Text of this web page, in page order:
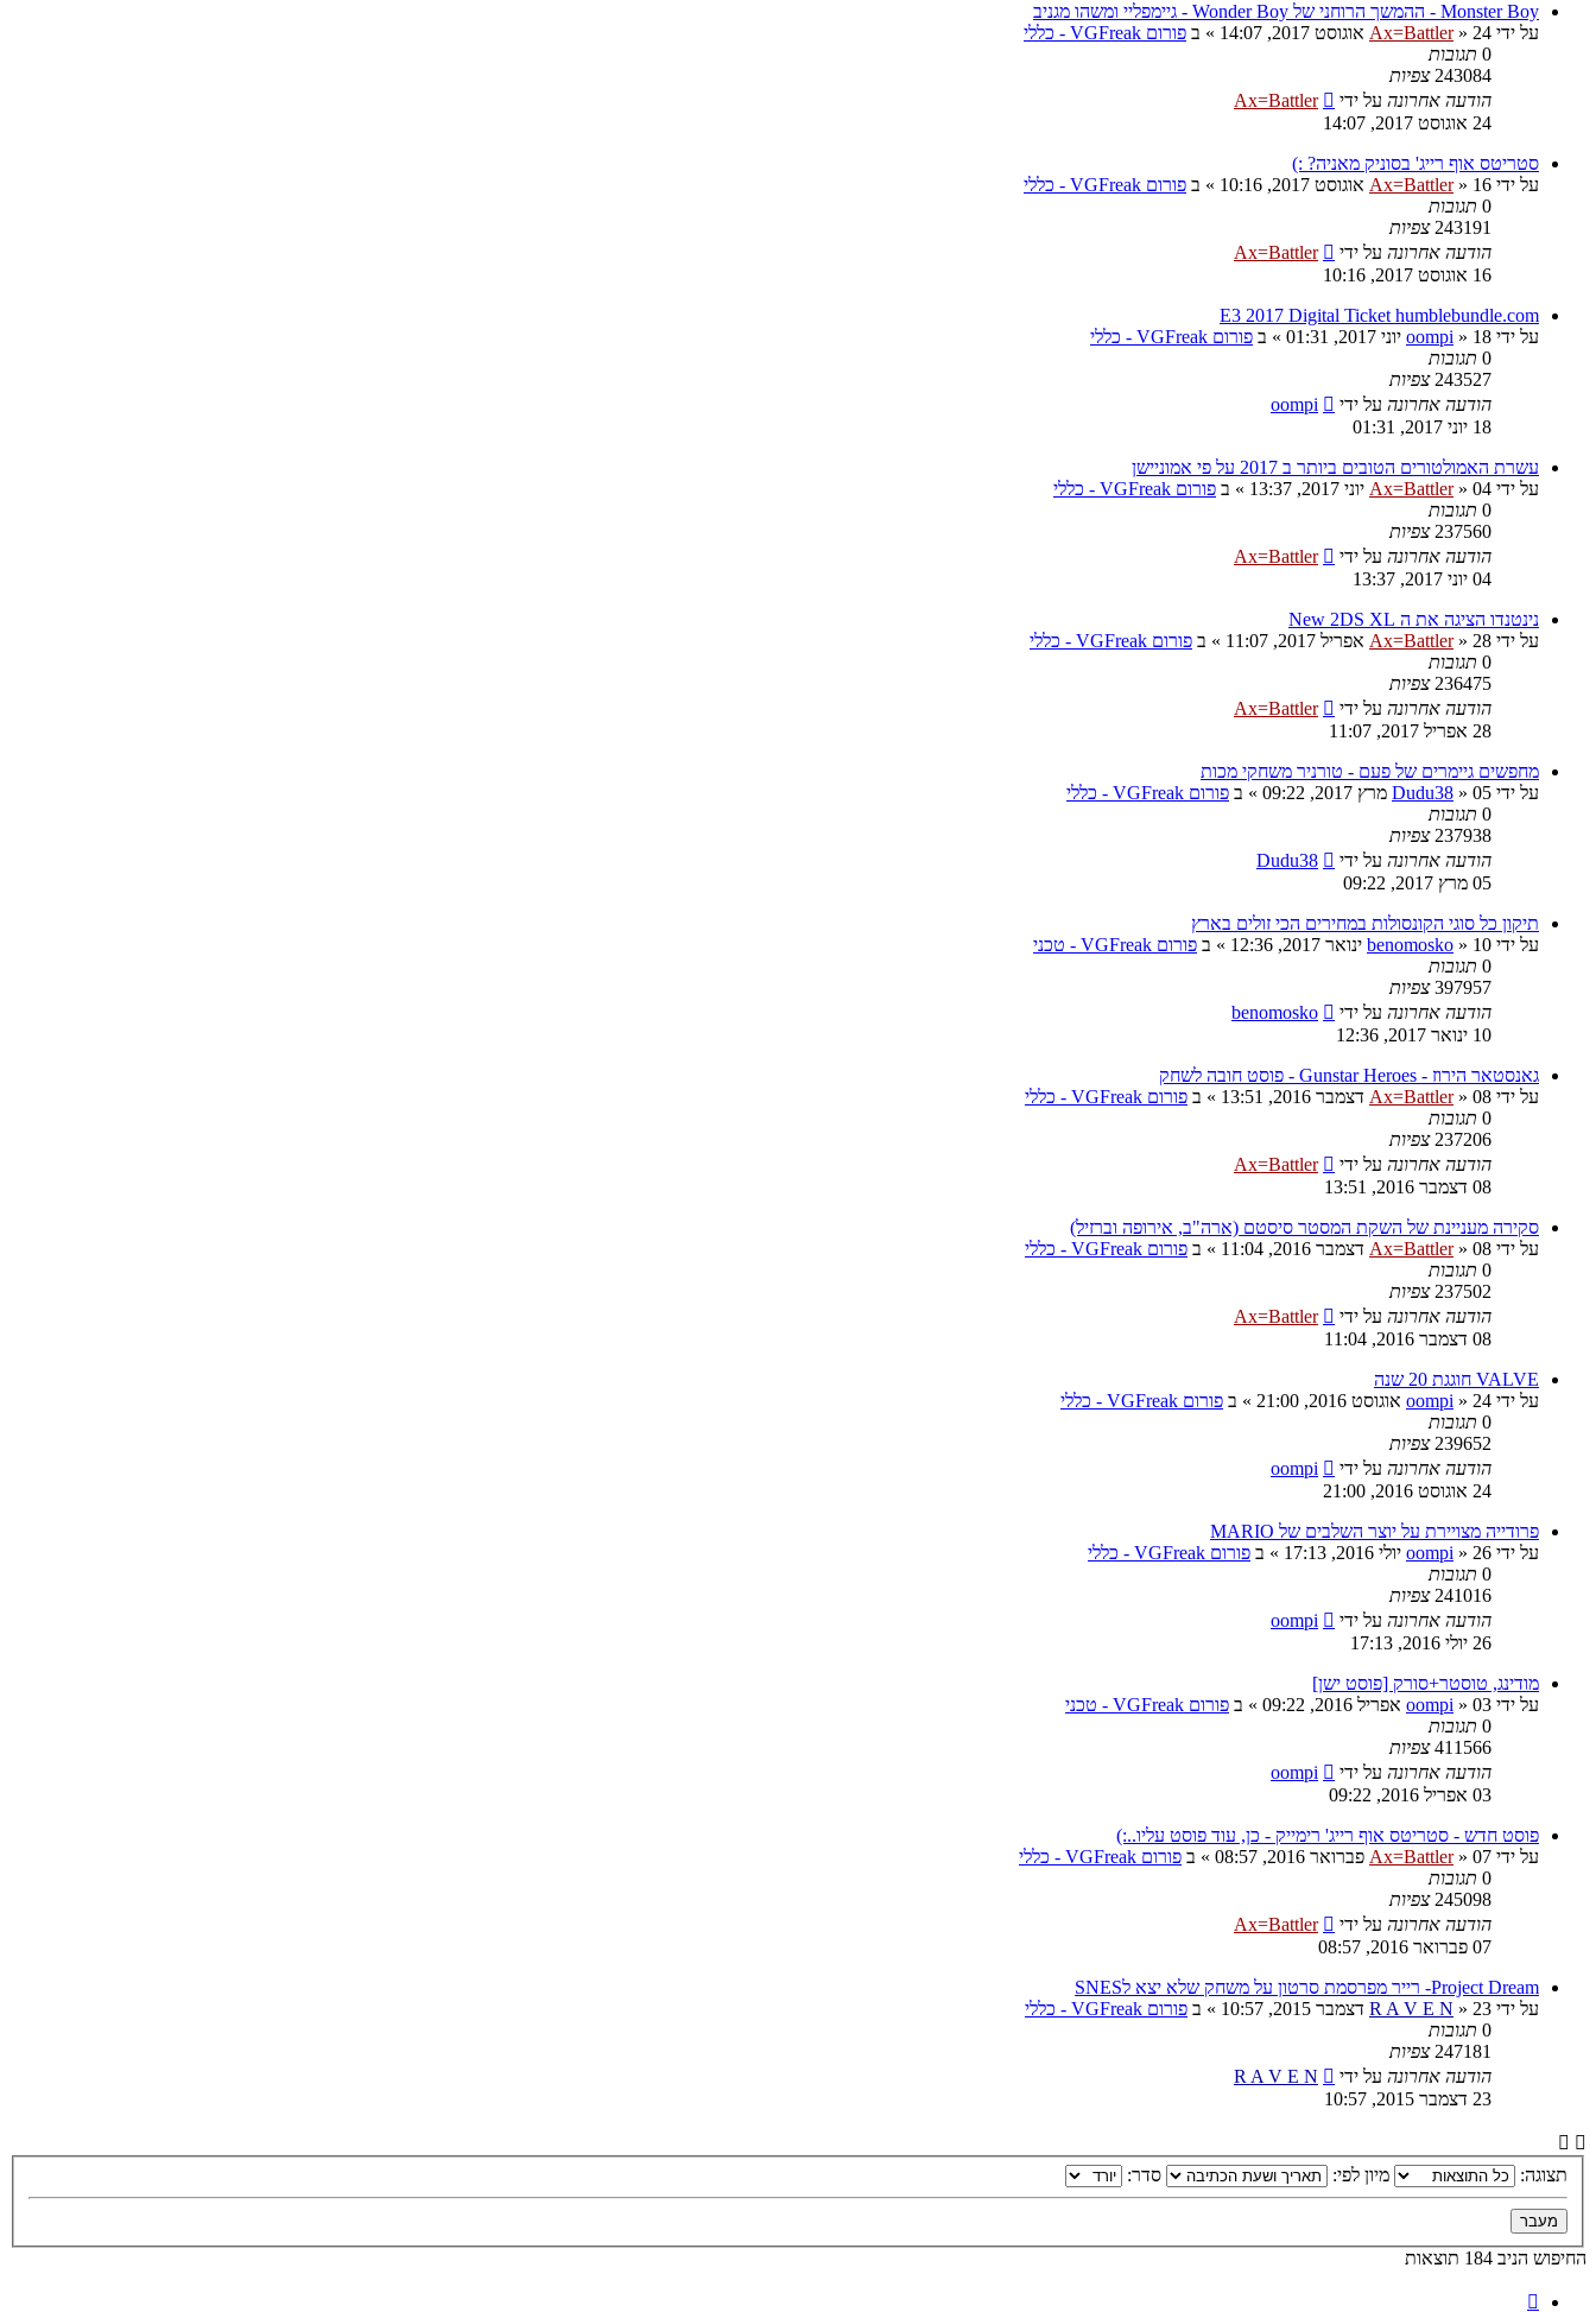
Monster Boy - ההמשך הרוחני של Wonder Boy - גיימפליי ומשהו מגניב
על ידי
Ax=Battler» 24 אוגוסט 2017, 14:07 » ב פורום VGFreak - כללי
0 תגובות
243084 צפיות
הודעה אחרונה על ידי
Ax=Battler
24 אוגוסט 2017, 14:07
סטריטס אוף רייג' בסוניק מאניה? :)
על ידי
Ax=Battler» 16 אוגוסט 2017, 10:16 » ב פורום VGFreak - כללי
0 תגובות
243191 צפיות
הודעה אחרונה על ידי
Ax=Battler
16 אוגוסט 2017, 10:16
E3 2017 Digital Ticket humblebundle.com
על ידי
oompi » 18 יוני 2017, 01:31 » ב פורום VGFreak - כללי
0 תגובות
243527 צפיות
הודעה אחרונה על ידי
oompi
18 יוני 2017, 01:31
עשרת האמולטורים הטובים ביותר ב 2017 על פי אמוניישן
על ידי
Ax=Battler» 04 יוני 2017, 13:37 » ב פורום VGFreak - כללי
0 תגובות
237560 צפיות
הודעה אחרונה על ידי
Ax=Battler
04 יוני 2017, 13:37
נינטנדו הציגה את ה New 2DS XL
על ידי
Ax=Battler» 28 אפריל 2017, 11:07 » ב פורום VGFreak - כללי
0 תגובות
236475 צפיות
הודעה אחרונה על ידי
Ax=Battler
28 אפריל 2017, 11:07
מחפשים גיימרים של פעם - טורניר משחקי מכות
על ידי
Dudu38 » 05 מרץ 2017, 09:22 » ב פורום VGFreak - כללי
0 תגובות
237938 צפיות
הודעה אחרונה על ידי
Dudu38
05 מרץ 2017, 09:22
תיקון כל סוגי הקונסולות במחירים הכי זולים בארץ
על ידי
benomosko » 10 ינואר 2017, 12:36 » ב פורום VGFreak - טכני
0 תגובות
397957 צפיות
הודעה אחרונה על ידי
benomosko
10 ינואר 2017, 12:36
גאנסטאר הירוז - Gunstar Heroes - פוסט חובה לשחק
על ידי
Ax=Battler» 08 דצמבר 2016, 13:51 » ב פורום VGFreak - כללי
0 תגובות
237206 צפיות
הודעה אחרונה על ידי
Ax=Battler
08 דצמבר 2016, 13:51
סקירה מעניינת של השקת המסטר סיסטם (ארה"ב, אירופה וברזיל)
על ידי
Ax=Battler» 08 דצמבר 2016, 11:04 » ב פורום VGFreak - כללי
0 תגובות
237502 צפיות
הודעה אחרונה על ידי
Ax=Battler
08 דצמבר 2016, 11:04
VALVE חוגגת 20 שנה
על ידי
oompi » 24 אוגוסט 2016, 21:00 » ב פורום VGFreak - כללי
0 תגובות
239652 צפיות
הודעה אחרונה על ידי
oompi
24 אוגוסט 2016, 21:00
פרודייה מצויירת על יוצר השלבים של MARIO
על ידי
oompi » 26 יולי 2016, 17:13 » ב פורום VGFreak - כללי
0 תגובות
241016 צפיות
הודעה אחרונה על ידי
oompi
26 יולי 2016, 17:13
מודינג, טוסטר+סורק [פוסט ישן]
על ידי
oompi » 03 אפריל 2016, 09:22 » ב פורום VGFreak - טכני
0 תגובות
411566 צפיות
הודעה אחרונה על ידי
oompi
03 אפריל 2016, 09:22
פוסט חדש - סטריטס אוף רייג' רימייק - כן, עוד פוסט עליו..:)
על ידי
Ax=Battler» 07 פברואר 2016, 08:57 » ב פורום VGFreak - כללי
0 תגובות
245098 צפיות
הודעה אחרונה על ידי
Ax=Battler
07 פברואר 2016, 08:57
Project Dream- רייר מפרסמת סרטון על משחק שלא יצא לSNES
על ידי
R A V E N » 23 דצמבר 2015, 10:57 » ב פורום VGFreak - כללי
0 תגובות
247181 צפיות
הודעה אחרונה על ידי
R A V E N
23 דצמבר 2015, 10:57
תצוגה: מיון לפי: סדר:
החיפוש הניב 184 תוצאות